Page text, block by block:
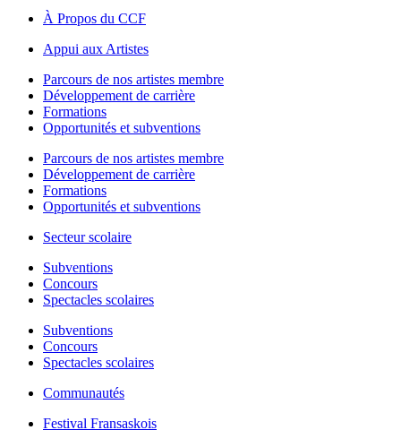
À Propos du CCF
Appui aux Artistes
Parcours de nos artistes membre
Développement de carrière
Formations
Opportunités et subventions
Parcours de nos artistes membre
Développement de carrière
Formations
Opportunités et subventions
Secteur scolaire
Subventions
Concours
Spectacles scolaires
Subventions
Concours
Spectacles scolaires
Communautés
Festival Fransaskois